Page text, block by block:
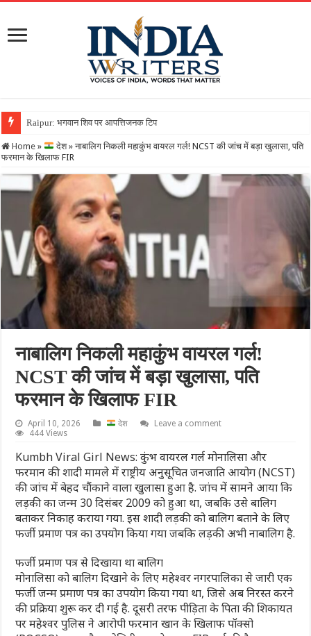
Raipur: भगवान शिव पर आपत्तिजनक टिप्पणी करना पड़ा भारी, क्रिश्चियन
Home » देश » नाबालिग निकली महाकुंभ वायरल गर्ल! NCST की जांच में बड़ा खुलासा, पति
फरमान के खिलाफ FIR
नाबालिग निकली महाकुंभ वायरल गर्ल!
NCST की जांच में बड़ा खुलासा, पति
फरमान के खिलाफ FIR
April 10, 2026 देश
Leave a comment
444 Views
Kumbh Viral Girl News: कुंभ वायरल गर्ल मोनालिसा और
फरमान की शादी मामले में राष्ट्रीय अनुसूचित जनजाति आयोग (NCST)
की जांच में बेहद चौंकाने वाला खुलासा हुआ है. जांच में सामने आया कि
लड़की का जन्म 30 दिसंबर 2009 को हुआ था, जबकि उसे बालिग
बताकर निकाह कराया गया. इस शादी लड़की को बालिग बताने के लिए
फर्जी प्रमाण पत्र का उपयोग किया गया जबकि लड़की अभी नाबालिग है.
फर्जी प्रमाण पत्र से दिखाया था बालिग
मोनालिसा को बालिग दिखाने के लिए महेश्वर नगरपालिका से जारी एक
फर्जी जन्म प्रमाण पत्र का उपयोग किया गया था, जिसे अब निरस्त करने
की प्रक्रिया शुरू कर दी गई है. दूसरी तरफ पीड़िता के पिता की शिकायत
पर महेश्वर पुलिस ने आरोपी फरमान खान के खिलाफ पॉक्सो